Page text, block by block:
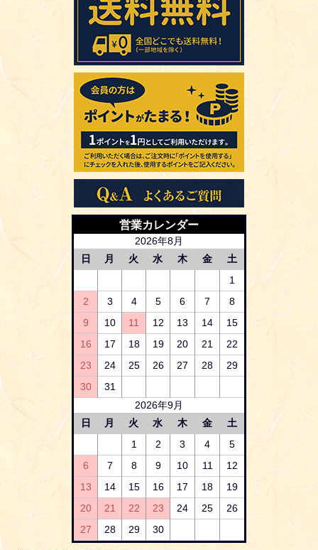
営業カレンダー
2026年8月
日
月 火 水 木 金
土
1
2
3 4 5 6 7
8
9
10 11 12 13 14
15
16
17 18 19 20 21
22
23
24 25 26 27 28
29
30
31
2026年9月
日
月 火 水 木 金
土
1
2 3 4
5
6
7 8 9 10 11
12
13
14 15 16 17 18
19
20
21 22 23 24 25
26
27
28 29 30